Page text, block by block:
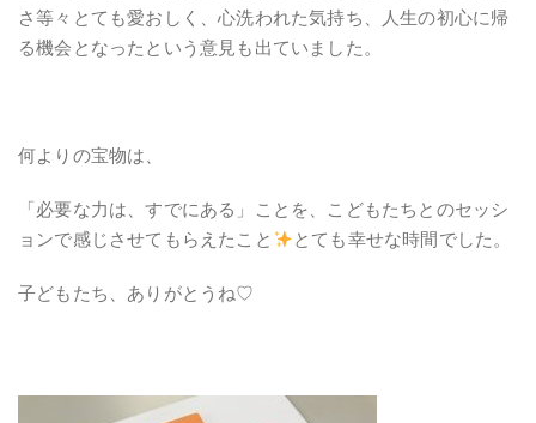
さ等々とても愛おしく、心洗われた気持ち、人生の初心に帰
る機会となったという意見も出ていました。
何よりの宝物は、
「必要な力は、すでにある」ことを、こどもたちとのセッシ
ョンで感じさせてもらえたこと
とても幸せな時間でした。
子どもたち、ありがとうね♡